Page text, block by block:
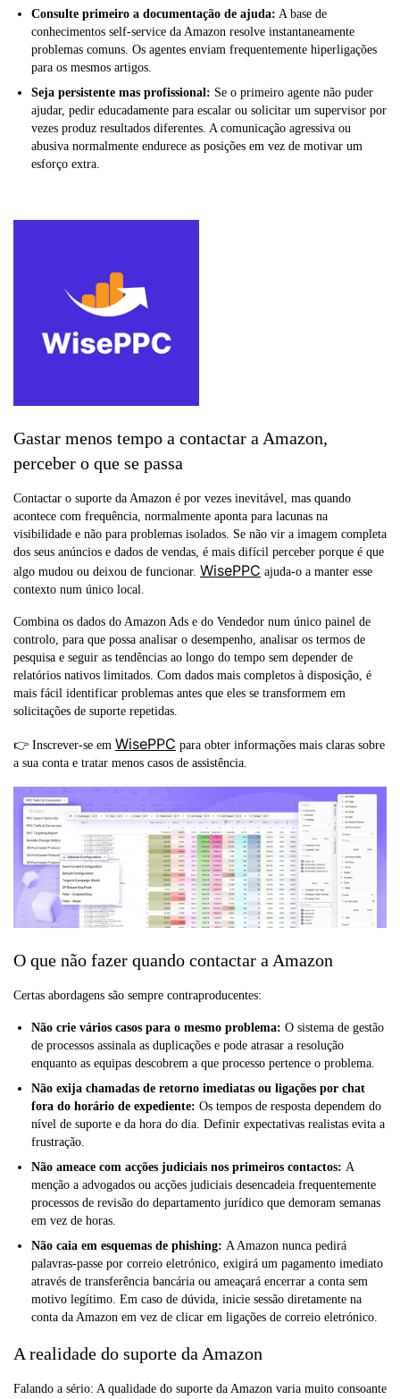
Consulte primeiro a documentação de ajuda: A base de
conhecimentos self-service da Amazon resolve instantaneamente
problemas comuns. Os agentes enviam frequentemente hiperligações
para os mesmos artigos.
Seja persistente mas profissional: Se o primeiro agente não puder
ajudar, pedir educadamente para escalar ou solicitar um supervisor por
vezes produz resultados diferentes. A comunicação agressiva ou
abusiva normalmente endurece as posições em vez de motivar um
esforço extra.
Gastar menos tempo a contactar a Amazon,
perceber o que se passa
Contactar o suporte da Amazon é por vezes inevitável, mas quando
acontece com frequência, normalmente aponta para lacunas na
visibilidade e não para problemas isolados. Se não vir a imagem completa
dos seus anúncios e dados de vendas, é mais difícil perceber porque é que
algo mudou ou deixou de funcionar. WisePPC ajuda-o a manter esse
contexto num único local.
Combina os dados do Amazon Ads e do Vendedor num único painel de
controlo, para que possa analisar o desempenho, analisar os termos de
pesquisa e seguir as tendências ao longo do tempo sem depender de
relatórios nativos limitados. Com dados mais completos à disposição, é
mais fácil identificar problemas antes que eles se transformem em
solicitações de suporte repetidas.
👉 Inscrever-se em WisePPC para obter informações mais claras sobre
a sua conta e tratar menos casos de assistência.
O que não fazer quando contactar a Amazon
Certas abordagens são sempre contraproducentes:
Não crie vários casos para o mesmo problema: O sistema de gestão
de processos assinala as duplicações e pode atrasar a resolução
enquanto as equipas descobrem a que processo pertence o problema.
Não exija chamadas de retorno imediatas ou ligações por chat
fora do horário de expediente: Os tempos de resposta dependem do
nível de suporte e da hora do dia. Definir expectativas realistas evita a
frustração.
Não ameace com acções judiciais nos primeiros contactos: A
menção a advogados ou acções judiciais desencadeia frequentemente
processos de revisão do departamento jurídico que demoram semanas
em vez de horas.
Não caia em esquemas de phishing: A Amazon nunca pedirá
palavras-passe por correio eletrónico, exigirá um pagamento imediato
através de transferência bancária ou ameaçará encerrar a conta sem
motivo legítimo. Em caso de dúvida, inicie sessão diretamente na
conta da Amazon em vez de clicar em ligações de correio eletrónico.
A realidade do suporte da Amazon
Falando a sério: A qualidade do suporte da Amazon varia muito consoante